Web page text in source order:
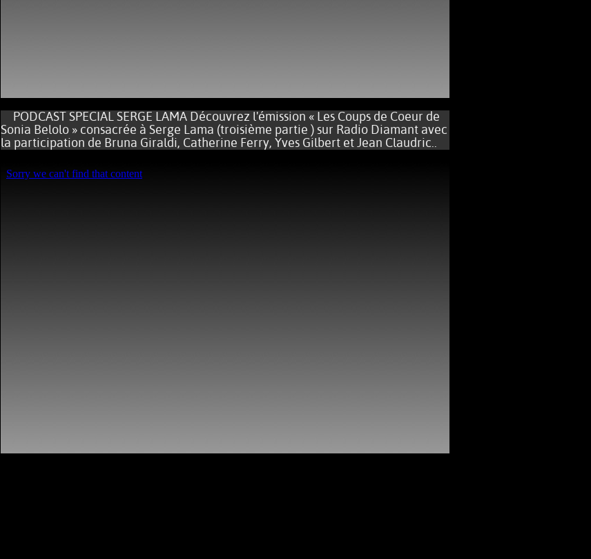
PODCAST SPECIAL SERGE LAMA Découvrez l'émission « Les Coups de Coeur de
Sonia Belolo » consacrée à Serge Lama (troisième partie ) sur Radio Diamant avec
la participation de Bruna Giraldi, Catherine Ferry, Yves Gilbert et Jean Claudric..